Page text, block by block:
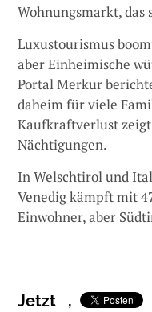
Wohnungsmarkt,
Luxustourismus
aber Einheimische
Portal Merkur
daheim für viele
Kaufkraftverlust
Nächtigungen.
In Welschtirol und
Venedig kämpft mit
Einwohner, aber
Jetzt
,